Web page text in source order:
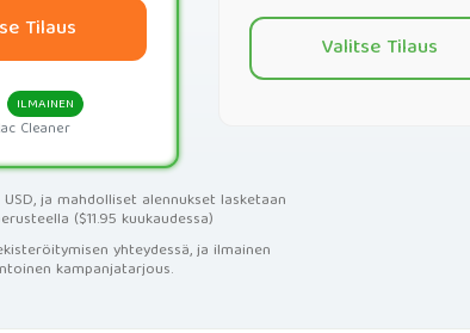
Tilaus
ILMAINEN
Cleaner
Valitse Tilaus
ja mahdolliset alennukset lasketaan
($11.95 kuukaudessa)
yhteydessä, ja ilmainen
kampanjatarjous.